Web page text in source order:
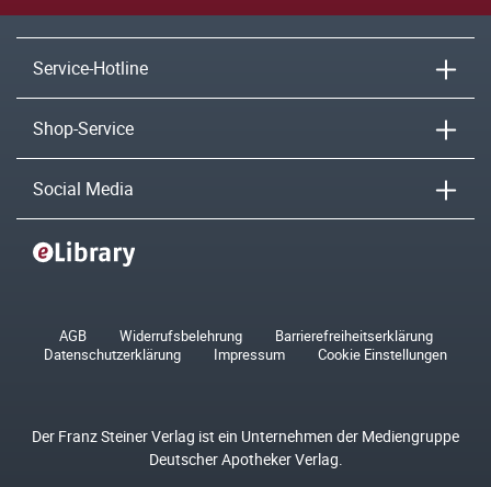
Service-Hotline
Shop-Service
Social Media
AGB Widerrufsbelehrung
Barrierefreiheitserklärung
Datenschutzerklärung
Impressum Cookie Einstellungen
Der Franz Steiner Verlag ist ein Unternehmen der Mediengruppe
Deutscher Apotheker Verlag.